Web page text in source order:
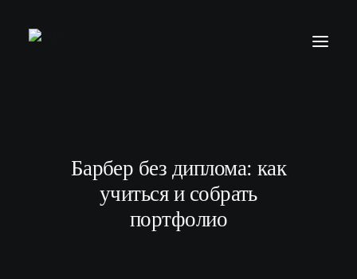
МОДЕЛЯМ
ВЫПУСКНИКИ
Барбер без диплома: как
учиться и собрать
портфолио